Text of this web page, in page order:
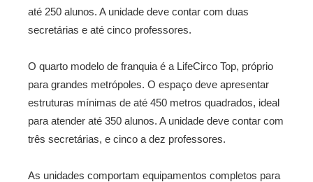
até 250 alunos. A unidade deve contar com duas
secretárias e até cinco professores.
O quarto modelo de franquia é a LifeCirco Top, próprio
para grandes metrópoles. O espaço deve apresentar
estruturas mínimas de até 450 metros quadrados, ideal
para atender até 350 alunos. A unidade deve contar com
três secretárias, e cinco a dez professores.
As unidades comportam equipamentos completos para